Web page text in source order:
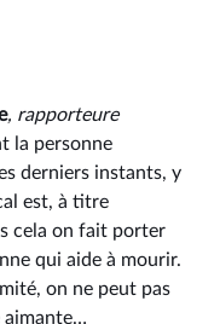
, rapporteure
la personne
derniers instants, y
est, à titre
cela on fait porter
qui aide à mourir.
on ne peut pas
aimante…